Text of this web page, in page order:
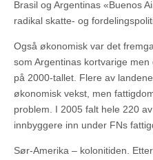
Brasil og Argentinas «Buenos
radikal skatte- og
Også økonomisk var det
som Argentinas kortvarige
på 2000-tallet. Flere av
økonomisk vekst, men
problem. I 2005 falt hele 220
innbyggere inn under FNs
Sør-Amerika – kolonitiden.